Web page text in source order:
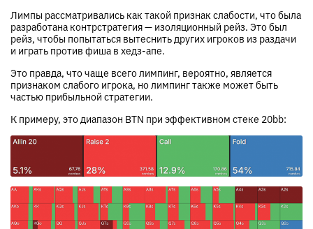
Лимпы рассматривались как такой признак слабости, что была
разработана контрстратегия — изоляционный рейз. Это был
рейз, чтобы попытаться вытеснить других игроков из раздачи
и играть против фиша в хедз-апе.
Это правда, что чаще всего лимпинг, вероятно, является
признаком слабого игрока, но лимпинг также может быть
частью прибыльной стратегии.
К примеру, это диапазон BTN при эффективном стеке 20bb: